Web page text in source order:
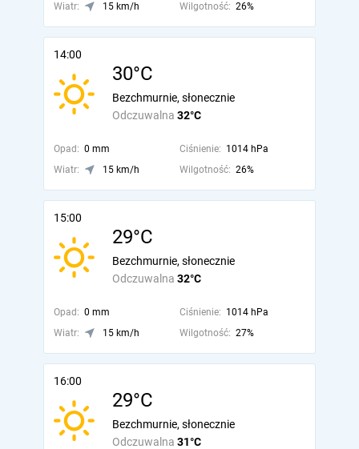
Wiatr:
15 km/h Wilgotność: 26%
14:00
30°C
Odczuwalna 32°C
Bezchmurnie, słonecznie
Opad: 0 mm Ciśnienie: 1014 hPa
Wiatr:
15 km/h Wilgotność: 26%
15:00
29°C
Odczuwalna 32°C
Bezchmurnie, słonecznie
Opad: 0 mm Ciśnienie: 1014 hPa
Wiatr:
15 km/h Wilgotność: 27%
16:00
29°C
Odczuwalna 31°C
Bezchmurnie, słonecznie